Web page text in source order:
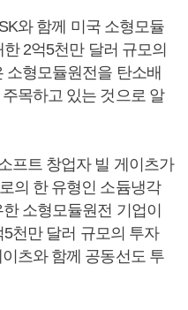
와 함께 미국 소형모듈
한 2억5천만 달러 규모의
소형모듈원전을 탄소배
목하고 있는 것으로 알
프트 창업자 빌 게이츠가
의 한 유형인 소듐냉각
소형모듈원전 기업이
천만 달러 규모의 투자
츠와 함께 공동선도 투